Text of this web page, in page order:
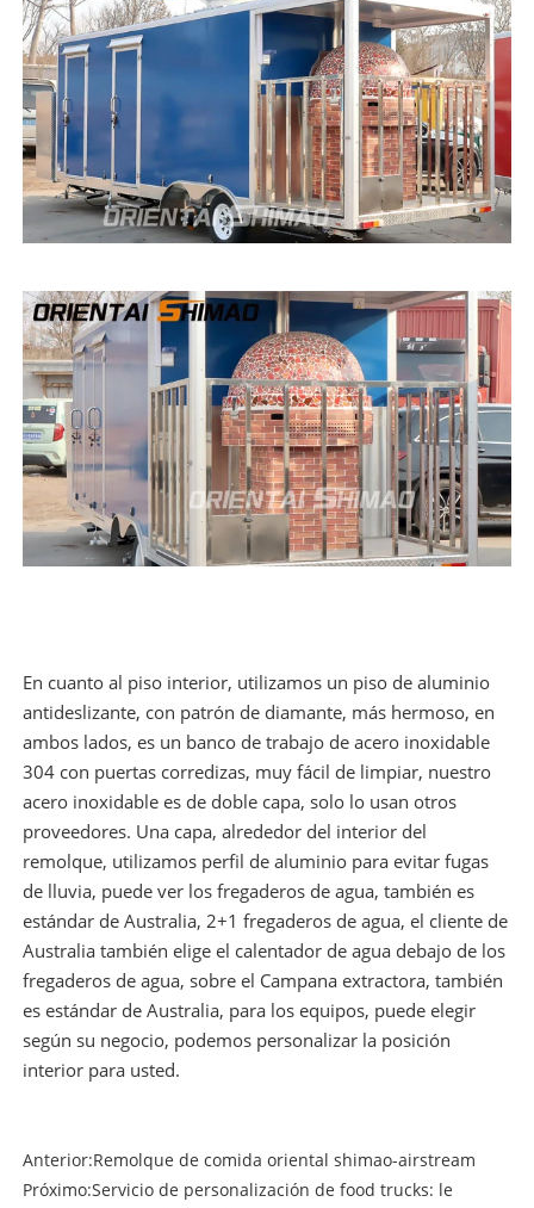
En cuanto al piso interior, utilizamos un piso de aluminio
antideslizante, con patrón de diamante, más hermoso, en
ambos lados, es un banco de trabajo de acero inoxidable
304 con puertas corredizas, muy fácil de limpiar, nuestro
acero inoxidable es de doble capa, solo lo usan otros
proveedores. Una capa, alrededor del interior del
remolque, utilizamos perfil de aluminio para evitar fugas
de lluvia, puede ver los fregaderos de agua, también es
estándar de Australia, 2+1 fregaderos de agua, el cliente de
Australia también elige el calentador de agua debajo de los
fregaderos de agua, sobre el Campana extractora, también
es estándar de Australia, para los equipos, puede elegir
según su negocio, podemos personalizar la posición
interior para usted.
Anterior:Remolque de comida oriental shimao-airstream
Próximo:Servicio de personalización de food trucks: le